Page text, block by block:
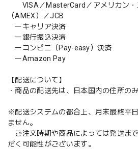
VISA／MasterCard／アメリカン・
（AMEX）／JCB
ーキャリア決済
ー銀行振込決済
ーコンビニ（Pay-easy）決済
ーAmazon Pay
【配送について】
・商品の配送先は、日本国内の住所の
※配送システムの都合上、月末最終平
ません。
ご注文時期や商品によっては発送ま
だく可能性がございます。